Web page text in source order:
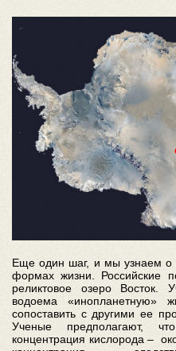
Еще один шаг, и мы узнаем о
формах жизни. Российские
реликтовое озеро Восток.
водоема «инопланетную»
сопоставить с другими ее
Ученые предполагают,
концентрация кислорода –